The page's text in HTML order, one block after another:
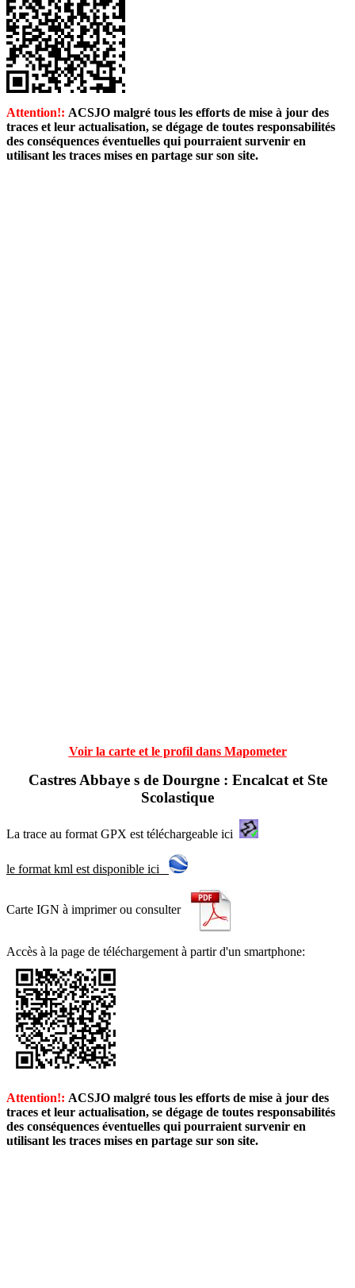
Attention!: ACSJO malgré tous les efforts de mise à jour des
traces et leur actualisation, se dégage de toutes responsabilités
des conséquences éventuelles qui pourraient survenir en
utilisant les traces mises en partage sur son site.
Voir la carte et le profil dans Mapometer
Castres Abbaye s de Dourgne : Encalcat et Ste
Scolastique
La trace au format GPX est téléchargeable ici
le format kml est disponible ici
Carte IGN à imprimer ou consulter
Accès à la page de téléchargement à partir d'un smartphone:
Attention!: ACSJO malgré tous les efforts de mise à jour des
traces et leur actualisation, se dégage de toutes responsabilités
des conséquences éventuelles qui pourraient survenir en
utilisant les traces mises en partage sur son site.